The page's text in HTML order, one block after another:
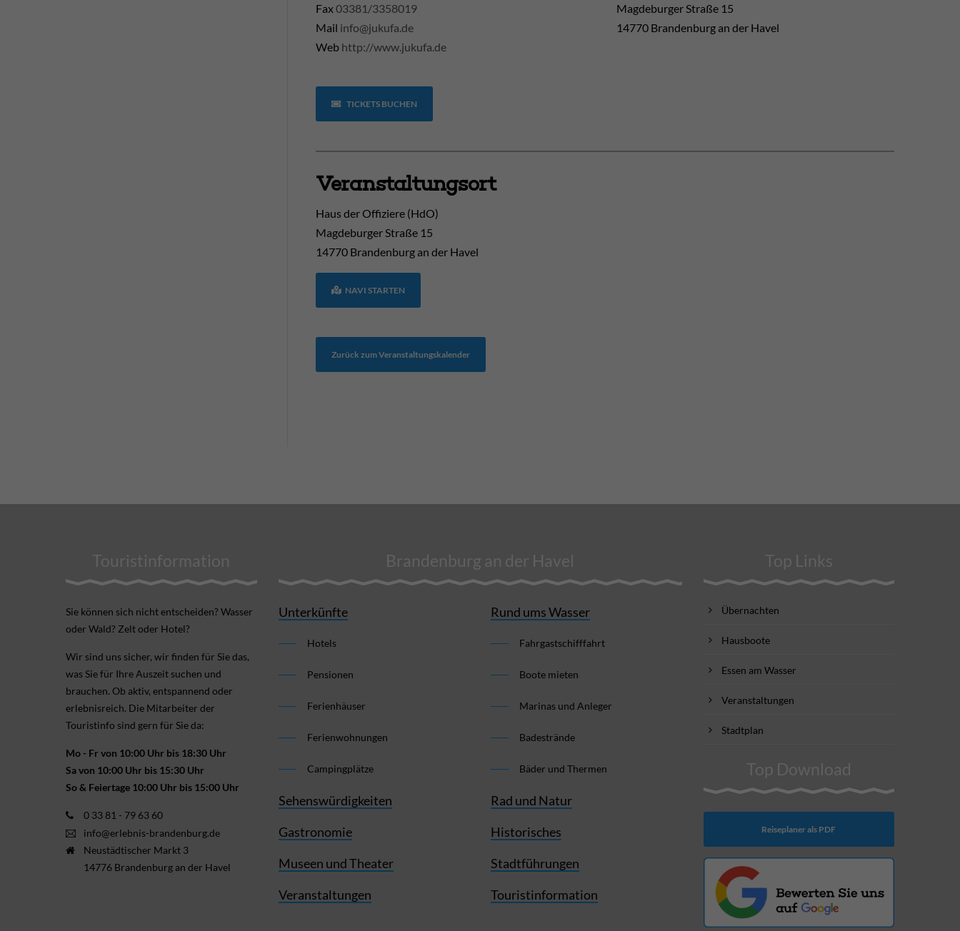
Fax03381/3358019
Mail info@jukufa.de
Web http://www.jukufa.de
Magdeburger Straße 15
14770 Brandenburg an der Havel
TICKETS BUCHEN
Veranstaltungsort
Haus der Offiziere (HdO)
Magdeburger Straße 15
14770 Brandenburg an der Havel
NAVI STARTEN
Zurück zum Veranstaltungskalender
Touristinformation
Sie können sich nicht ent­scheiden? Wasser
oder Wald? Zelt oder Hotel?
Wir sind uns sicher, wir finden für Sie das,
was Sie für Ihre Aus­zeit suchen und
brauchen. Ob aktiv, ent­spannend oder
erlebnis­reich. Die Mitarbeiter der
Touristinfo sind gern für Sie da:
Mo - Fr von 10:00 Uhr bis 18:30 Uhr
Sa von 10:00 Uhr bis 15:30 Uhr
So & Feiertage 10:00 Uhr bis 15:00 Uhr
0 33 81 - 79 63 60
info@erlebnis-brandenburg.de
Neustädtischer Markt 3
14776 Brandenburg an der Havel
Brandenburg an der Havel
Unterkünfte
Hotels
Pensionen
Ferienhäuser
Ferienwohnungen
Campingplätze
Sehenswürdigkeiten
Gastronomie
Museen und Theater
Veranstaltungen
Rund ums Wasser
Fahrgastschifffahrt
Boote mieten
Marinas und Anleger
Badestrände
Bäder und Thermen
Rad und Natur
Historisches
Stadtführungen
Touristinformation
Top Links
Übernachten
Hausboote
Essen am Wasser
Veranstaltungen
Stadtplan
Top Download
Reiseplaner als PDF